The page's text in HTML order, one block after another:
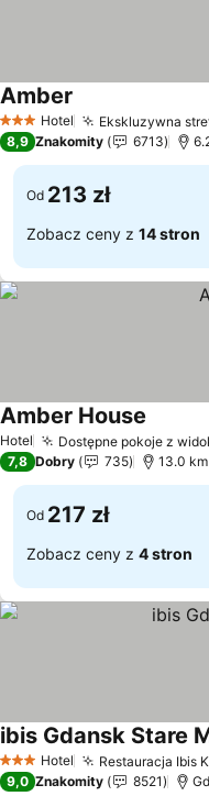
3 Kategoria
Hotel Ekskluzywna
Amber
8,9 Znakomity 6713
Od 213 zł
Zobacz ceny z 14 stron
Hotel Dostępne pokoje z
Amber House
7,8 Dobry 735 13.0
Od 217 zł
Zobacz ceny z 4 stron
3 Kategoria
Hotel Restauracja Ibis
ibis Gdansk Stare
9,0 Znakomity 8521